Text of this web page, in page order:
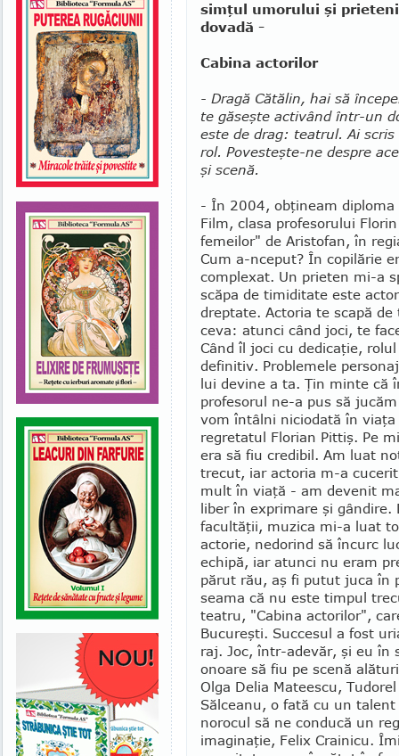
simţul umorului şi
dovadă -
Cabina actorilor
- Dragă Cătălin, hai să
te găseşte activând într-un
este de drag: tea­­trul. Ai
rol. Povesteşte-ne despre
şi scenă.
- În 2004, obţineam
Film, clasa profesorului
femeilor" de Aristofan, în
Cum a-nceput? În copilărie
com­plexat. Un prieten mi-a
scăpa de timiditate este
dreptate. Actoria te scapă
ceva: atunci când joci, te
Când îl joci cu dedicaţie,
definitiv. Problemele
lui devine a ta. Ţin minte că
profesorul ne-a pus să
vom întâlni ni­ciodată în viaţa
regretatul Florian Pittiş. Pe
era să fiu cre­dibil. Am luat
trecut, iar actoria m-a
mult în viaţă - am devenit
liber în exprimare şi
facultăţii, muzica mi-a luat
actorie, nedorind să încurc
echipă, iar atunci nu eram
părut rău, aş fi putut juca în
sea­ma că nu este timpul
tea­tru, "Cabina ac­torilor",
Bu­cu­­reşti. Succesul a fost
raj. Joc, într-adevăr, şi eu în
onoa­re să fiu pe scenă
Olga Delia Ma­tees­cu,
Săl­ceanu, o fată cu un
norocul să ne conducă un
imaginaţie, Felix Crainicu.